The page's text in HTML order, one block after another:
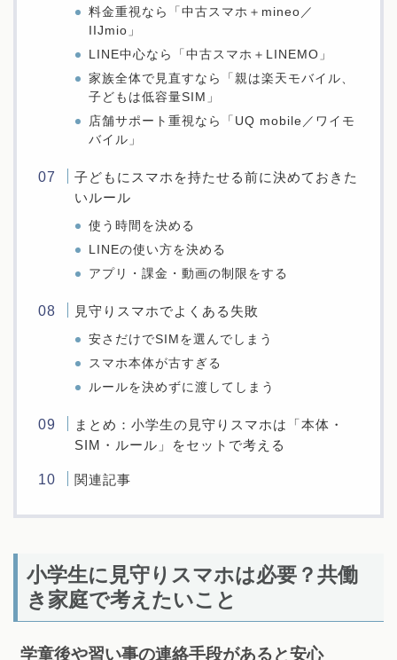
料金重視なら「中古スマホ＋mineo／
IIJmio」
LINE中心なら「中古スマホ＋LINEMO」
家族全体で見直すなら「親は楽天モバイル、
子どもは低容量SIM」
店舗サポート重視なら「UQ mobile／ワイモ
バイル」
子どもにスマホを持たせる前に決めておきた
いルール
使う時間を決める
LINEの使い方を決める
アプリ・課金・動画の制限をする
見守りスマホでよくある失敗
安さだけでSIMを選んでしまう
スマホ本体が古すぎる
ルールを決めずに渡してしまう
まとめ：小学生の見守りスマホは「本体・
SIM・ルール」をセットで考える
関連記事
小学生に見守りスマホは必要？共働
き家庭で考えたいこと
学童後や習い事の連絡手段があると安心